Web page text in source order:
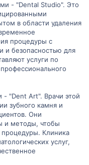
- "Dental Studio". Это
в области удаления
процедуры с
безопасностью для
услуги по
- "Dent Art". Врачи этой
зубного камня и
Они
и методы, чтобы
процедуры. Клиника
услуг,